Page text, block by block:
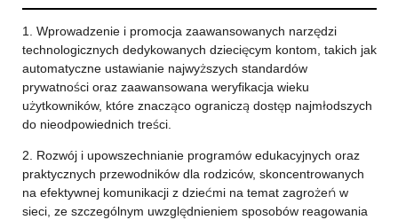
1. Wprowadzenie i promocja zaawansowanych narzędzi
technologicznych dedykowanych dziecięcym kontom, takich jak
automatyczne ustawianie najwyższych standardów
prywatności oraz zaawansowana weryfikacja wieku
użytkowników, które znacząco ograniczą dostęp najmłodszych
do nieodpowiednich treści.
2. Rozwój i upowszechnianie programów edukacyjnych oraz
praktycznych przewodników dla rodziców, skoncentrowanych
na efektywnej komunikacji z dziećmi na temat zagrożeń w
sieci, ze szczególnym uwzględnieniem sposobów reagowania